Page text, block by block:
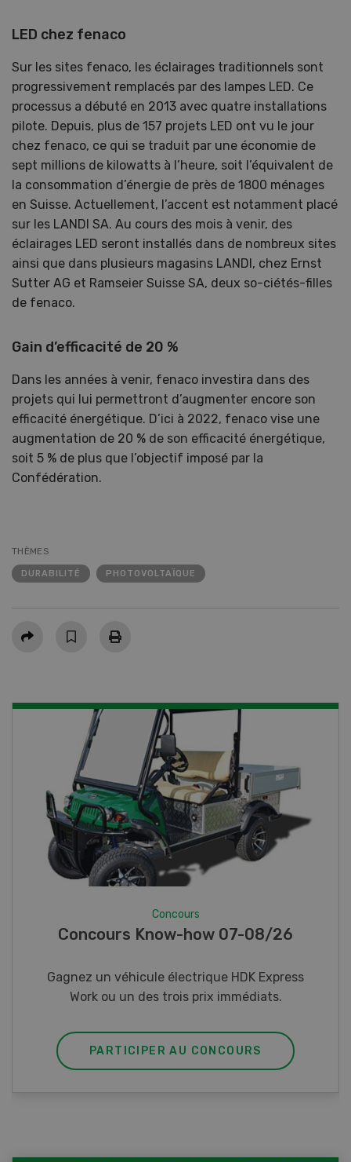
LED chez fenaco
Sur les sites fenaco, les éclairages traditionnels sont
progressivement remplacés par des lampes LED. Ce
processus a débuté en 2013 avec quatre installations
pilote. Depuis, plus de 157 projets LED ont vu le jour
chez fenaco, ce qui se traduit par une économie de
sept millions de kilowatts à l’heure, soit l’équivalent de
la consommation d’énergie de près de 1800 ménages
en Suisse. Actuellement, l’accent est notamment placé
sur les LANDI SA. Au cours des mois à venir, des
éclairages LED seront installés dans de nombreux sites
ainsi que dans plusieurs magasins LANDI, chez Ernst
Sutter AG et Ramseier Suisse SA, deux so-ciétés-filles
de fenaco.
Gain d’efficacité de 20 %
Dans les années à venir, fenaco investira dans des
projets qui lui permettront d’augmenter encore son
efficacité énergétique. D’ici à 2022, fenaco vise une
augmentation de 20 % de son efficacité énergétique,
soit 5 % de plus que l’objectif imposé par la
Confédération.
THÈMES
DURABILITÉ PHOTOVOLTAÏQUE
Partager
Photo mystère 07-08/26
Gagnez l’un des cinq couteaux de poche LANDI
PARTICIPER AU CONCOURS